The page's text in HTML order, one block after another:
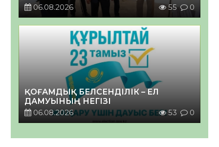
06.08.2026
55 0
ҚОҒАМДЫҚ БЕЛСЕНДІЛІК – ЕЛ
ДАМУЫНЫҢ НЕГІЗІ
06.08.2026
53 0